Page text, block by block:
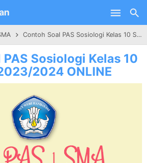
to main content
Contoh Soal PAS Sosiologi Kelas 10 Semester 1 2023/2024 ONLINE
Sosiologi Kelas 10
2024 ONLINE